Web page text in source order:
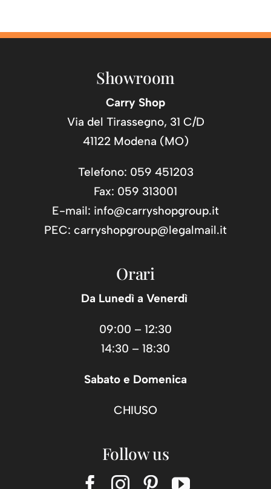
Showroom
Carry Shop
Via del Tirassegno, 31 C/D
41122 Modena (MO)
Telefono: 059 451203
Fax: 059 313001
E-mail: info@carryshopgroup.it
PEC: carryshopgroup@legalmail.it
Orari
Da Lunedì a Venerdì
09:00 – 12:30
14:30 – 18:30
Sabato e Domenica
CHIUSO
Follow us